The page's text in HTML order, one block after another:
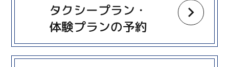
タクシープラン・
体験プランの予約
more